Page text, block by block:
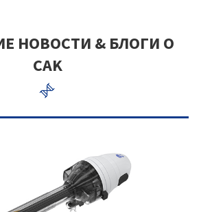
НОВОСТИ & БЛОГИ О
CAK
